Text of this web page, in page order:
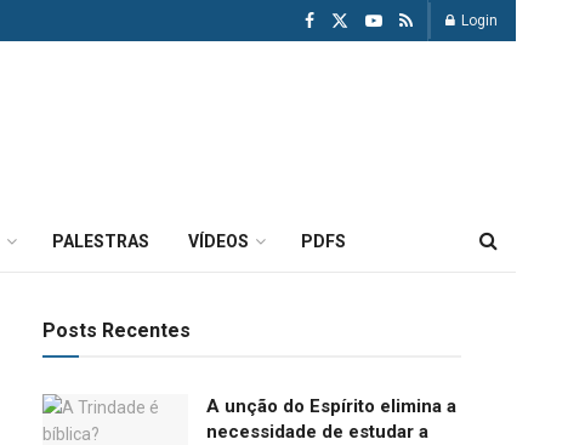
Login
PALESTRAS VÍDEOS PDFS
Posts Recentes
A unção do Espírito elimina a
necessidade de estudar a